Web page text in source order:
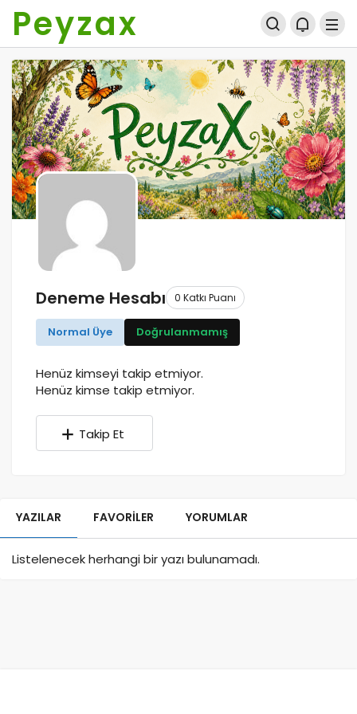
Peyzax
Deneme Hesabı 0 Katkı Puanı
Normal Üye Doğrulanmamış
Henüz kimseyi takip etmiyor.
Henüz kimse takip etmiyor.
Takip Et
YAZILAR FAVORILER YORUMLAR
SORULAN SORULAR CEVAPLANAN SORULAR
Listelenecek herhangi bir yazı bulunamadı.